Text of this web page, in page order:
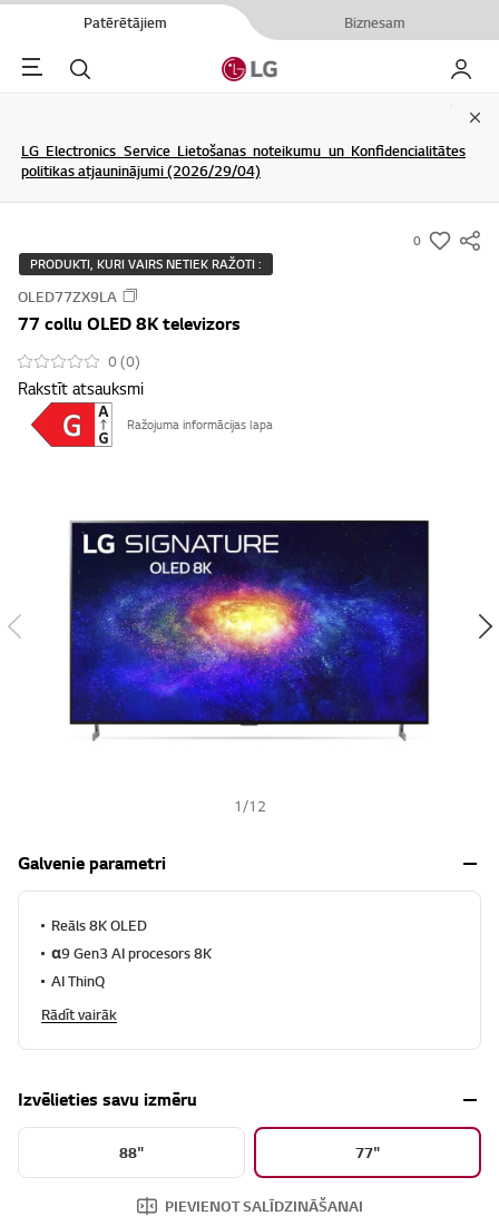
Patērētājiem Biznesam
Menu Meklēt Mans
LG Electronics Service Lietošanas noteikumu un Konfidencialitātes
politikas atjauninājumi (2026/29/04)
0
s
PRODUKTI, KURI VAIRS NETIEK RAŽOTI :
OLED77ZX9LA
77 collu OLED 8K televizors
0 (0)
Rakstīt atsauksmi
Ražojuma informācijas lapa
1 /12
Galvenie parametri
Reāls 8K OLED
α9 Gen3 AI procesors 8K
AI ThinQ
Rādīt vairāk
Izvēlieties savu izmēru
88" 77"
PIEVIENOT SALĪDZINĀŠANAI